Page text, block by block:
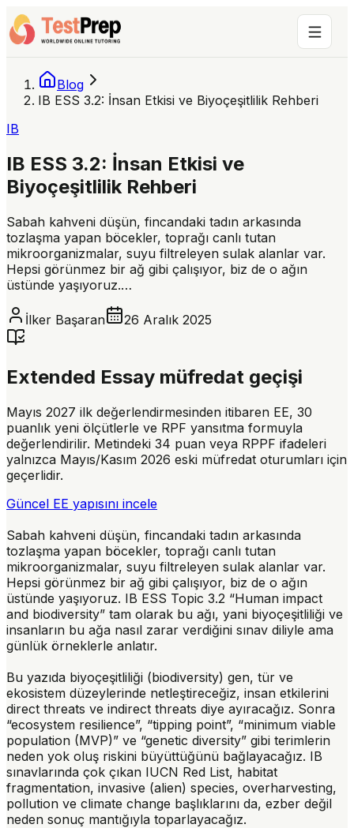
Blog
IB ESS 3.2: İnsan Etkisi ve Biyoçeşitlilik Rehberi
IB
IB ESS 3.2: İnsan Etkisi ve
Biyoçeşitlilik Rehberi
Sabah kahveni düşün, fincandaki tadın arkasında
tozlaşma yapan böcekler, toprağı canlı tutan
mikroorganizmalar, suyu filtreleyen sulak alanlar var.
Hepsi görünmez bir ağ gibi çalışıyor, biz de o ağın
üstünde yaşıyoruz.…
İlker Başaran 26 Aralık 2025
Extended Essay müfredat geçişi
Mayıs 2027 ilk değerlendirmesinden itibaren EE, 30
puanlık yeni ölçütlerle ve RPF yansıtma formuyla
değerlendirilir. Metindeki 34 puan veya RPPF ifadeleri
yalnızca Mayıs/Kasım 2026 eski müfredat oturumları için
geçerlidir.
Güncel EE yapısını incele
Sabah kahveni düşün, fincandaki tadın arkasında
tozlaşma yapan böcekler, toprağı canlı tutan
mikroorganizmalar, suyu filtreleyen sulak alanlar var.
Hepsi görünmez bir ağ gibi çalışıyor, biz de o ağın
üstünde yaşıyoruz. IB ESS Topic 3.2 “Human impact
and biodiversity” tam olarak bu ağı, yani biyoçeşitliliği ve
insanların bu ağa nasıl zarar verdiğini sınav diliyle ama
günlük örneklerle anlatır.
Bu yazıda biyoçeşitliliği (biodiversity) gen, tür ve
ekosistem düzeylerinde netleştireceğiz, insan etkilerini
direct threats ve indirect threats diye ayıracağız. Sonra
“ecosystem resilience”, “tipping point”, “minimum viable
population (MVP)” ve “genetic diversity” gibi terimlerin
neden yok oluş riskini büyüttüğünü bağlayacağız. IB
sınavlarında çok çıkan IUCN Red List, habitat
fragmentation, invasive (alien) species, overharvesting,
pollution ve climate change başlıklarını da, ezber değil
neden sonuç mantığıyla toparlayacağız.